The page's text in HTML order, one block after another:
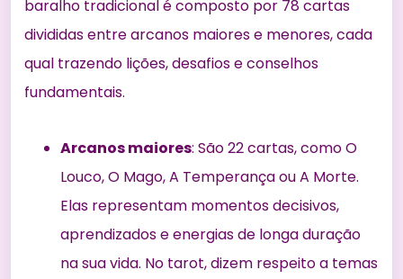
baralho tradicional é composto por 78 cartas
divididas entre arcanos maiores e menores, cada
qual trazendo lições, desafios e conselhos
fundamentais.
Arcanos maiores: São 22 cartas, como O
Louco, O Mago, A Temperança ou A Morte.
Elas representam momentos decisivos,
aprendizados e energias de longa duração
na sua vida. No tarot, dizem respeito a temas